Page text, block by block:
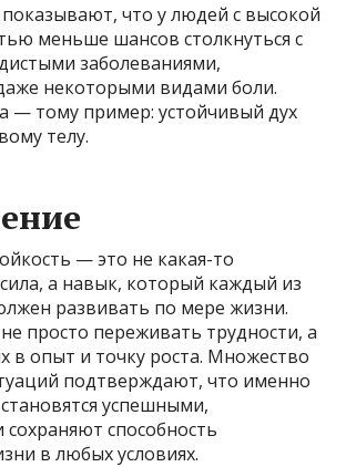
что у людей с высокой
меньше шансов столкнуться с
заболеваниями,
некоторыми видами боли.
— тому пример: устойчивый дух
телу.
— это не какая-то
а навык, который каждый из
развивать по мере жизни.
просто переживать трудности, а
в опыт и точку роста. Множество
подтверждают, что именно
успешными,
способность
в любых условиях.